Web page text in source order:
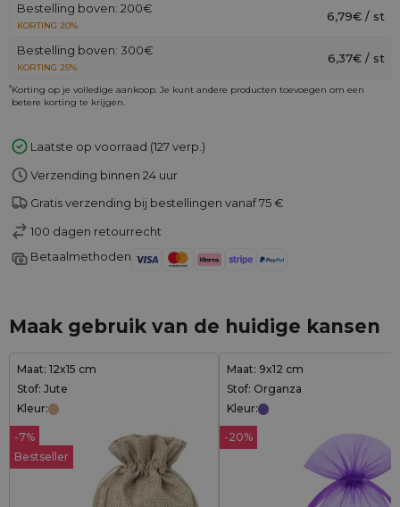
Bestelling boven: 200€
KORTING 20%
6,79€ / st
Bestelling boven: 300€
KORTING 25%
6,37€ / st
*Korting op je volledige aankoop. Je kunt andere producten toevoegen om een
betere korting te krijgen.
Laatste op voorraad (127 verp.)
Verzending binnen 24 uur
Gratis verzending bij bestellingen vanaf 75 €
100 dagen retourrecht
Betaalmethoden
Maak gebruik van de huidige kansen
Maat: 12x15 cm
Stof: Jute
Kleur:
Bestseller
-7%
Maat: 9x12 cm
Stof: Organza
Kleur:
-20%